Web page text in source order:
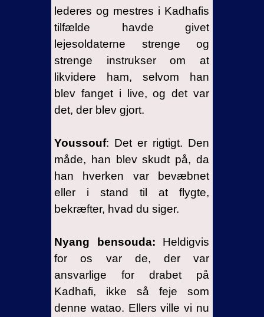
lederes og mestres i Kadhafis
tilfælde havde givet
lejesoldaterne strenge og
strenge instrukser om at
likvidere ham, selvom han
blev fanget i live, og det var
det, der blev gjort.
Youssouf: Det er rigtigt. Den
måde, han blev skudt på, da
han hverken var bevæbnet
eller i stand til at flygte,
bekræfter, hvad du siger.
Nyang bensouda: Heldigvis
for os var de, der var
ansvarlige for drabet på
Kadhafi, ikke så feje som
denne watao. Ellers ville vi nu